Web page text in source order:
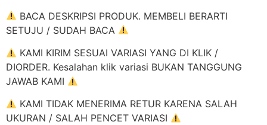
BACA DESKRIPSI PRODUK. MEMBELI BERARTI
SETUJU / SUDAH BACA
KAMI KIRIM SESUAI VARIASI YANG DI KLIK /
DIORDER. Kesalahan klik variasi BUKAN TANGGUNG
JAWAB KAMI
KAMI TIDAK MENERIMA RETUR KARENA SALAH
UKURAN / SALAH PENCET VARIASI